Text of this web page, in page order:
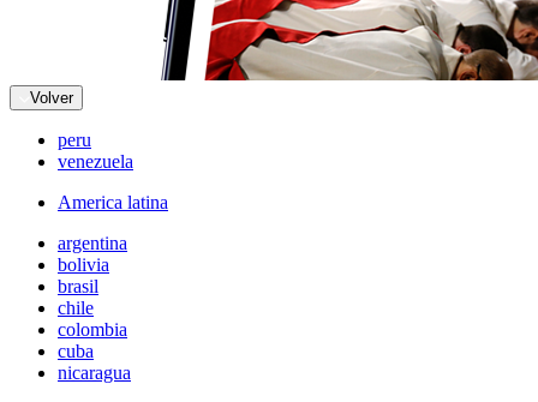
Volver
peru
venezuela
America latina
argentina
bolivia
brasil
chile
colombia
cuba
nicaragua